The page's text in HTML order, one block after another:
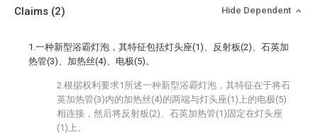
Claims (2) Hide Dependent
1.一种新型浴霸灯泡，其特征包括灯头座(1)、反射板(2)、石英加
热管(3)、加热丝(4)、电极(5)。
2.根据权利要求1所述一种新型浴霸灯泡，其特征在于将石
英加热管(3)内的加热丝(4)的两端与灯头座(1)上的电极(5)
相连接，然后将反射板(2)、石英加热管(1)固定在灯头座
(1)上。